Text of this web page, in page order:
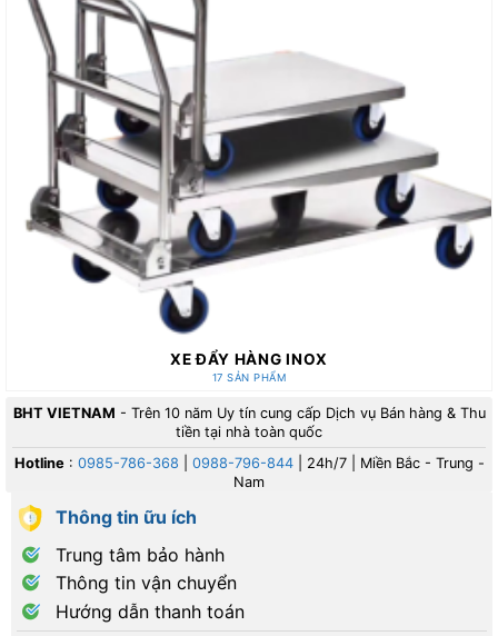
XE ĐẨY HÀNG INOX
17 SẢN PHẨM
BHT VIETNAM - Trên 10 năm Uy tín cung cấp Dịch vụ Bán hàng & Thu
tiền tại nhà toàn quốc
Hotline: 0985-786-368 0988-796-844| 24h/7 | Miền Bắc - Trung -
Nam
Thông tin ữu ích
Trung tâm bảo hành
Thông tin vận chuyển
Hướng dẫn thanh toán